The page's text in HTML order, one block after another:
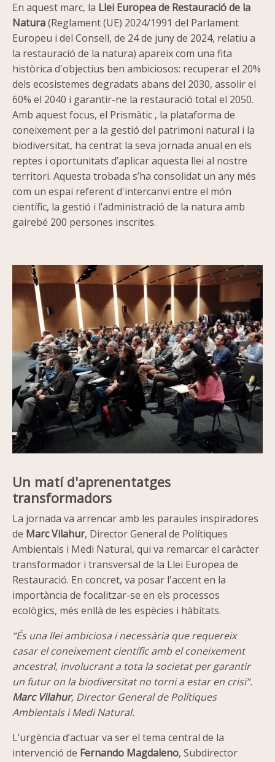
En aquest marc, la Llei Europea de Restauració de la
Natura(Reglament (UE) 2024/1991 del Parlament
Europeu i del Consell, de 24 de juny de 2024, relatiu a
la restauració de la natura) apareix com una fita
històrica d'objectius ben ambiciosos: recuperar el 20%
dels ecosistemes degradats abans del 2030, assolir el
60% el 2040 i garantir-ne la restauració total el 2050.
Amb aquest focus, el Prismàtic , la plataforma de
coneixement per a la gestió del patrimoni natural i la
biodiversitat, ha centrat la seva jornada anual en els
reptes i oportunitats d’aplicar aquesta llei al nostre
territori. Aquesta trobada s’ha consolidat un any més
com un espai referent d'intercanvi entre el món
científic, la gestió i l’administració de la natura amb
gairebé 200 persones inscrites.
Imatge
Un matí d'aprenentatges
transformadors
La jornada va arrencar amb les paraules inspiradores
de Marc Vilahur, Director General de Polítiques
Ambientals i Medi Natural, qui va remarcar el caràcter
transformador i transversal de la Llei Europea de
Restauració. En concret, va posar l'accent en la
importància de focalitzar-se en els processos
ecològics, més enllà de les espècies i hàbitats.
“És una llei ambiciosa i necessària que requereix
casar el coneixement científic amb el coneixement
ancestral, involucrant a tota la societat per garantir
un futur on la biodiversitat no torni a estar en crisi”.
Marc Vilahur, Director General de Polítiques
Ambientals i Medi Natural.
L’urgència d’actuar va ser el tema central de la
intervenció de Fernando Magdaleno, Subdirector